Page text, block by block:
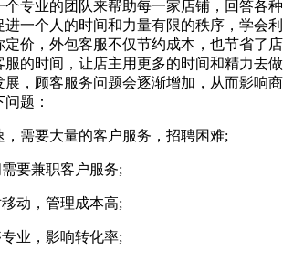
个专业的团队来帮助每一家店铺，回答各种
一个人的时间和力量有限的秩序，学会利
定价，外包客服不仅节约成本，也节省了店
服的时间，让店主用更多的时间和精力去做
展，顾客服务问题会逐渐增加，从而影响商
题：
需要大量的客户服务，招聘困难;
要兼职客户服务;
动，管理成本高;
业，影响转化率;